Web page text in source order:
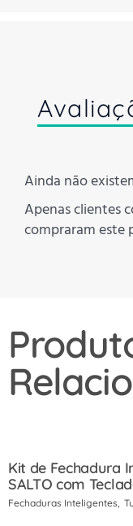
Ainda não
Apenas clientes
compraram este
Kit de Fechadura
SALTO com
Fechaduras Inteligentes